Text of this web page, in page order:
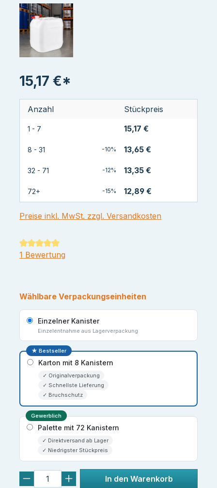
15,17 €*
Anzahl Stückpreis
1 - 7 15,17 €
8 - 31 -10% 13,65 €
32 - 71 -12% 13,35 €
72+ -15% 12,89 €
Preise inkl. MwSt. zzgl. Versandkosten
Durchschnittliche Bewertung von 5 von 5 Sternen
1 Bewertung
Wählbare Verpackungseinheiten
Einzelner Kanister
Einzelentnahme aus Lagerverpackung
★ Bestseller
Karton mit 8 Kanistern
✓ Originalverpackung
✓ Schnellste Lieferung
✓ Bruchschutz
Gewerblich
Palette mit 72 Kanistern
✓ Direktversand ab Lager
✓ Niedrigster Stückpreis
In den Warenkorb